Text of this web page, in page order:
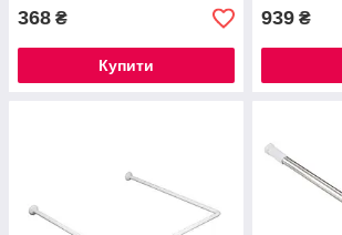
368 ₴
Купити
939 ₴